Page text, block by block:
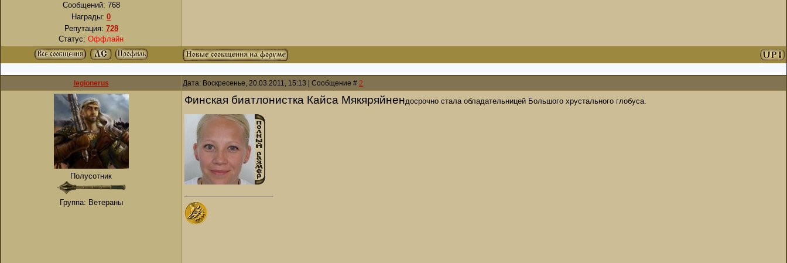
Сообщений: 768
Награды: 0
Репутация: 728
Статус: Оффлайн
legionerus Дата: Воскресенье, 20.03.2011, 15:13 | Сообщение # 2
Полусотник
Группа: Ветераны
Финская биатлонистка Кайса Мякяряйнендосрочно стала обладательницей Большого хрустального глобуса.